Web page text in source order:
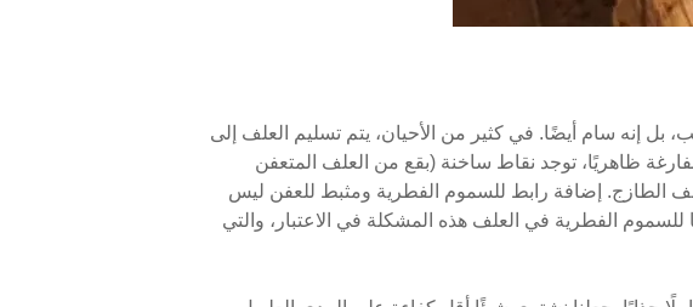
إنه سام أيضًا. في كثير من الأحيان، يتم تسليم العلف إلى
ظاهريًا، توجد نقاط ساخنة (بقع من العلف المتعفن
الطازج. إضافة رابط للسموم الفطرية ومثبط للعفن ليس
الفطرية في العلف هذه المشكلة في الاعتبار، والتي